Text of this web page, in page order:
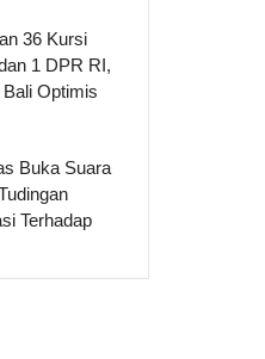
36 Kursi
1 DPR RI,
Bali Optimis
Buka Suara
Terhadap